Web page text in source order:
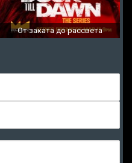
От заката до рассвета